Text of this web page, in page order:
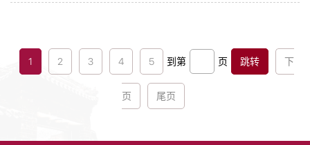
上，教育部思想政治⼯作司副司⻓丁红星为延河联盟高
实践队授旗...
1 2 3 4 5 到第 页 跳转 下
页 尾页